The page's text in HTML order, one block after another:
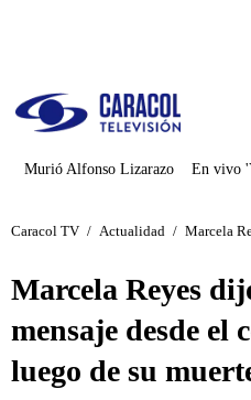
Murió Alfonso Lizarazo En vivo
Caracol TV / Actualidad / Marcela
Marcela Reyes
mensaje desde el
luego de su